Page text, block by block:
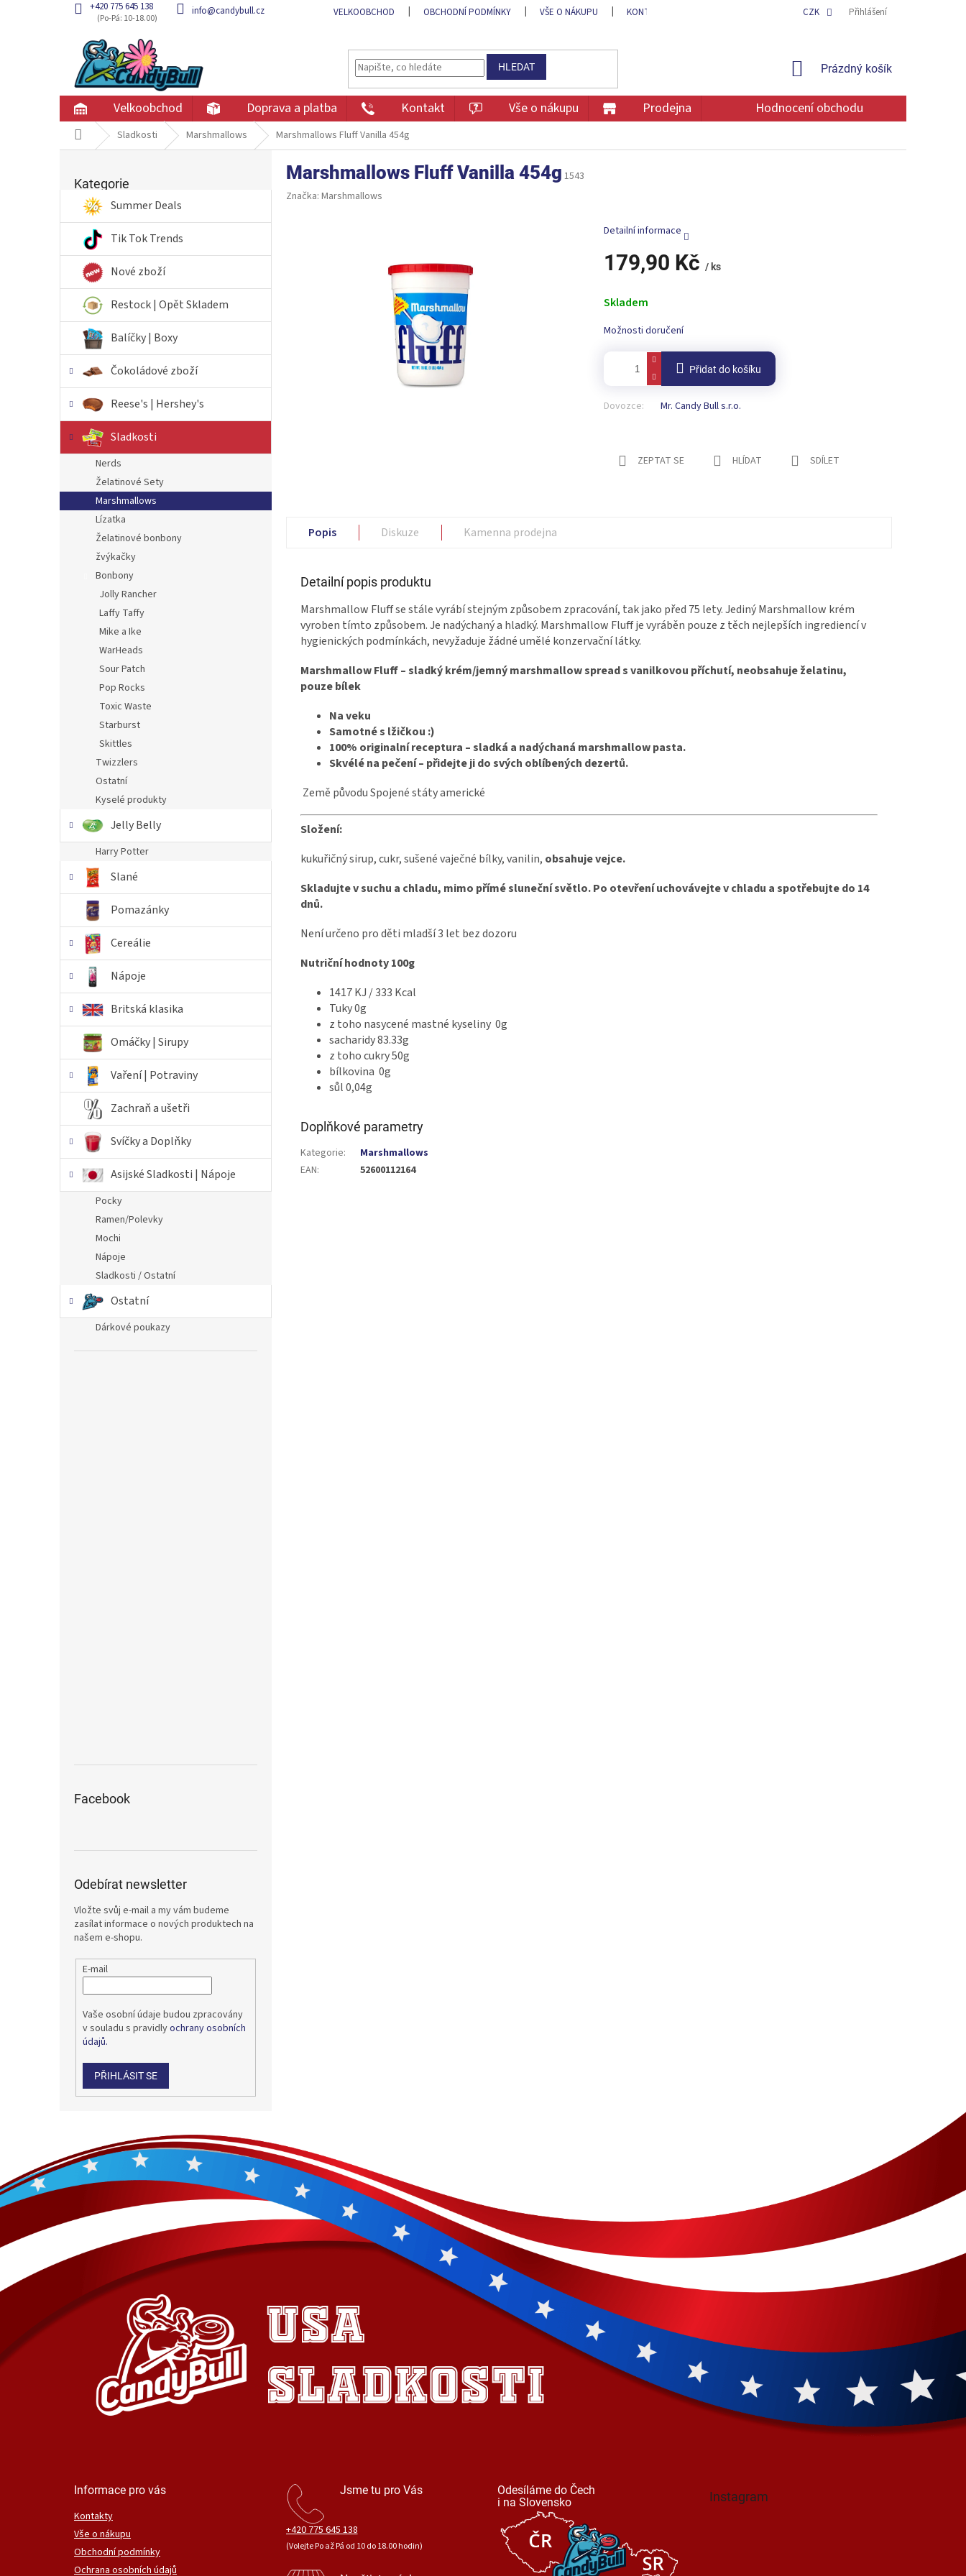
+420 775 645 138 info@candybull.cz VELKOOBCHOD OBCHODNÍ PODMÍNKY VŠE O NÁKUPU KONTAKT OCHRANA OSOBNÍCH ÚDAJŮCZK Přihlášení
HLEDAT
NÁKUPNÍ
Prázdný košík
Velkoobchod Doprava a platba Kontakt Vše o nákupu Prodejna Hodnocení obchodu
Domů Sladkosti Marshmallows Marshmallows Fluff Vanilla 454g
r
n
í
kategorie
Kategorie
Summer Deals
Tik Tok Trends
Nové zboží
Restock | Opět Skladem
Balíčky | Boxy
Čokoládové zboží
Reese's | Hershey's
Sladkosti
Nerds
Želatinové Sety
Marshmallows
Lízatka
Želatinové bonbony
žvýkačky
Bonbony
Jolly Rancher
Laffy Taffy
Mike a Ike
WarHeads
Sour Patch
Pop Rocks
Toxic Waste
Starburst
Skittles
Twizzlers
Ostatní
Kyselé produkty
Jelly Belly
Harry Potter
Slané
Pomazánky
Cereálie
Nápoje
Britská klasika
Omáčky | Sirupy
Vaření | Potraviny
Zachraň a ušetři
Svíčky a Doplňky
Asijské Sladkosti | Nápoje
Pocky
Ramen/Polevky
Mochi
Nápoje
Sladkosti / Ostatní
Ostatní
Dárkové poukazy
Facebook
Odebírat newsletter
Vložte svůj e-mail a my vám budeme
zasílat informace o nových produktech na
našem e-shopu.
E-mail
Vaše osobní údaje budou zpracovány
v souladu s pravidlyochrany osobních
údajů.
PŘIHLÁSIT SE
Marshmallows Fluff Vanilla 454g 1543
Značka: Marshmallows
179,90 Kč / ks
cena:
Skladem
Možnosti doručení
Přidat do košíku
Dovozce: Mr. Candy Bull s.r.o.
Detailní informace
ZEPTAT SE HLÍDAT SDÍLET
Popis Diskuze Kamenna prodejna
Detailní popis produktu
Marshmallow Fluff se stále vyrábí stejným způsobem zpracování, tak jako před 75 lety. Jediný Marshmallow krém
vyroben tímto způsobem. Je nadýchaný a hladký. Marshmallow Fluff je vyráběn pouze z těch nejlepších ingrediencí v
hygienických podmínkách, nevyžaduje žádné umělé konzervační látky.
Marshmallow Fluff – sladký krém/jemný marshmallow spread s vanilkovou příchutí, neobsahuje želatinu,
pouze bílek
Na veku
Samotné s lžičkou :)
100% originalní receptura – sladká a nadýchaná marshmallow pasta.
Skvélé na pečení – přidejte ji do svých oblíbených dezertů.
Země původu Spojené státy americké
Složení:
kukuřičný sirup, cukr, sušené vaječné bílky, vanilin, obsahuje vejce.
Skladujte v suchu a chladu, mimo přímé sluneční světlo. Po otevření uchovávejte v chladu a spotřebujte do 14
dnů.
Není určeno pro děti mladší 3 let bez dozoru
Nutriční hodnoty 100g
1417 KJ / 333 Kcal
Tuky 0g
z toho nasycené mastné kyseliny 0g
sacharidy 83.33g
z toho cukry 50g
bílkovina 0g
sůl 0,04g
Doplňkové parametry
Kategorie:
Marshmallows
EAN: 52600112164
t
í
Informace pro vás
Kontakty
Vše o nákupu
Obchodní podmínky
Ochrana osobních údajů
Jsme tu pro Vás
+420 775 645 138
(Volejte Po až Pá od 10 do 18.00 hodin)
Odesíláme do Čech
i na Slovensko
Instagram